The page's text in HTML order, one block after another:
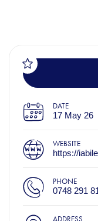
DATE
17 May 26
WEBSITE
https://
PHONE
0748 291
ADDRESS